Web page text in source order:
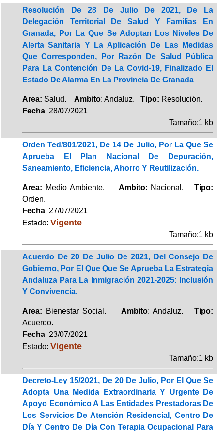
Resolución De 28 De Julio De 2021, De La
Delegación Territorial De Salud Y Familias En
Granada, Por La Que Se Adoptan Los Niveles De
Alerta Sanitaria Y La Aplicación De Las Medidas
Que Corresponden, Por Razón De Salud Pública
Para La Contención De La Covid-19, Finalizado El
Estado De Alarma En La Provincia De Granada
Area: Salud. Ambito: Andaluz. Tipo: Resolución.
Fecha: 28/07/2021
Tamaño:1 kb
Orden Ted/801/2021, De 14 De Julio, Por La Que Se
Aprueba El Plan Nacional De Depuración,
Saneamiento, Eficiencia, Ahorro Y Reutilización.
Area: Medio Ambiente.Ambito: Nacional.Tipo:
Orden.
Fecha: 27/07/2021
Estado: Vigente
Tamaño:1 kb
Acuerdo De 20 De Julio De 2021, Del Consejo De
Gobierno, Por El Que Que Se Aprueba La Estrategia
Andaluza Para La Inmigración 2021-2025: Inclusión
Y Convivencia.
Area: Bienestar Social. Ambito: Andaluz.Tipo:
Acuerdo.
Fecha: 23/07/2021
Estado: Vigente
Tamaño:1 kb
Decreto-Ley 15/2021, De 20 De Julio, Por El Que Se
Adopta Una Medida Extraordinaria Y Urgente De
Apoyo Económico A Las Entidades Prestadoras De
Los Servicios De Atención Residencial, Centro De
Día Y Centro De Día Con Terapia Ocupacional Para